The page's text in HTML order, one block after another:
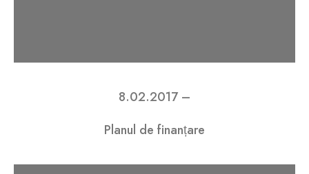
8.02.2017 –
Planul de finanțare